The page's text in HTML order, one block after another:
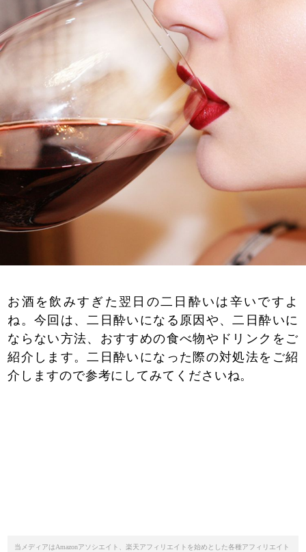
お酒を飲みすぎた翌日の二日酔いは辛いですよ
ね。今回は、二日酔いになる原因や、二日酔いに
ならない方法、おすすめの食べ物やドリンクをご
紹介します。二日酔いになった際の対処法をご紹
介しますので参考にしてみてくださいね。
当メディアはAmazonアソシエイト、楽天アフィリエイトを始めとした各種アフィリエイト